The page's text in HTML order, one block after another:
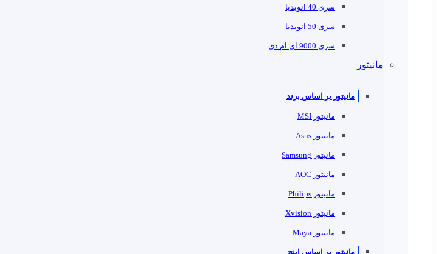
سری 40 انویدیا
سری 50 انویدیا
سری 9000 ای ام دی
مانیتور
مانیتور بر اساس برند
مانیتور MSI
مانیتور Asus
مانیتور Samsung
مانیتور AOC
مانیتور Philips
مانیتور Xvision
مانیتور Maya
مانیتور بر اساس اینچ